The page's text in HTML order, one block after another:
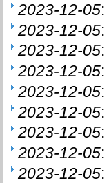
2023-12-05:
2023-12-05:
2023-12-05:
2023-12-05:
2023-12-05:
2023-12-05:
2023-12-05:
2023-12-05:
2023-12-05: